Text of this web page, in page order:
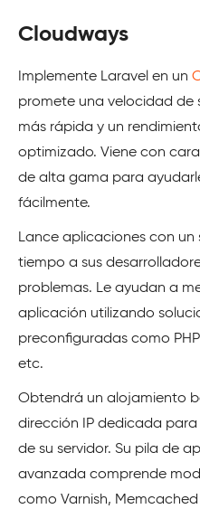
Cloudways
Implemente Laravel en un
promete una velocidad de
más rápida y un
optimizado. Viene con
de alta gama para
fácilmente.
Lance aplicaciones con
tiempo a sus
problemas. Le ayudan a
aplicación utilizando
preconfiguradas como
etc.
Obtendrá un alojamiento
dirección IP dedicada
de su servidor. Su pila de
avanzada comprende
como Varnish,